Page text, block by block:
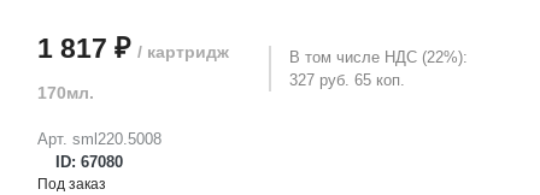
Арт. sml220.5008
ID: 67080
1 817 ₽ / картридж
170мл.
В том числе НДС (22%):
327 руб. 65 коп.
Под заказ